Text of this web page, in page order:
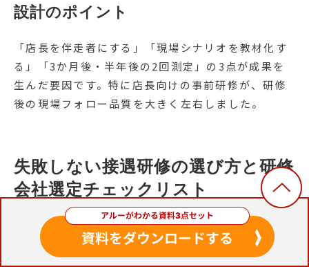
設計のポイント
「店長を伴走者にする」「現場シナリオを教材化す
る」「3か月後・半年後の2回測定」の3点が成果を
生んだ要因です。特に店長向けの事前研修が、研修
後の現場フォロー品質を大きく左右しました。
失敗しない接遇研修の選び方と研修
会社選定チェックリスト
自社に合う研修会社を選ぶための比較
軸10項目